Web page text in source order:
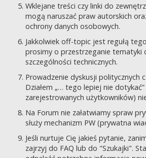
Wklejane treści czy linki do
mogą naruszać praw autorskich
ochrony danych osobowych.
Jakkolwiek off-topic jest regułą
prosimy o przestrzeganie tematyki
szczególności technicznych.
Prowadzenie dyskusji politycznych
Działem „… tego lepiej nie
zarejestrowanych użytkowników)
Na Forum nie załatwiamy spraw
służy mechanizm PW (prywatna
Jeśli nurtuje Cię jakieś pytanie,
zajrzyj do FAQ lub do "Szukajki".